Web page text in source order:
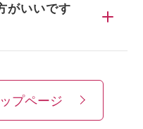
がいいです
プページ